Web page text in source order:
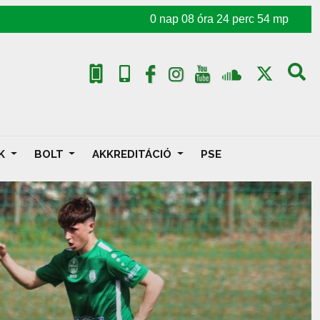
0 nap 08 óra 24 perc 52 mp
BOLT AKKREDITÁCIÓ PSE